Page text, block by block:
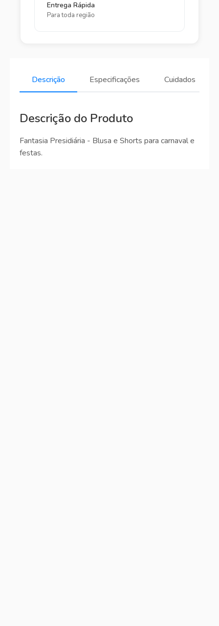
Entrega Rápida
Para toda região
Descrição Especificações Cuidados
Descrição do Produto
Fantasia Presidiária - Blusa e Shorts para carnaval e
festas.